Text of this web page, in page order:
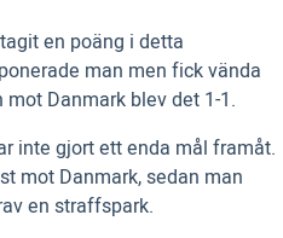
en poäng i detta
man men fick vända
Danmark blev det 1-1.
inte gjort ett enda mål framåt.
mot Danmark, sedan man
en straffspark.